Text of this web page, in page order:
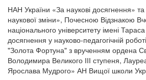
НАН України «За наукові досягнення» та
наукової зміни», Почесною Відзнакою
національного університету імені
досягнення у науково-педагогічній
"Золота Фортуна" з врученням ордена
Володимира Великого ІІІ ступеня,
Ярослава Мудрого» АН Вищої школи